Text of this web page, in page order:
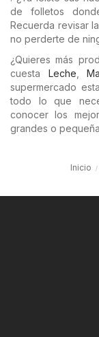
de folletos
Recuerda revisar
no perderte de
¿Quieres más
cuesta Leche ,
supermercado
todo lo que
conocer los
grandes o
Inicio